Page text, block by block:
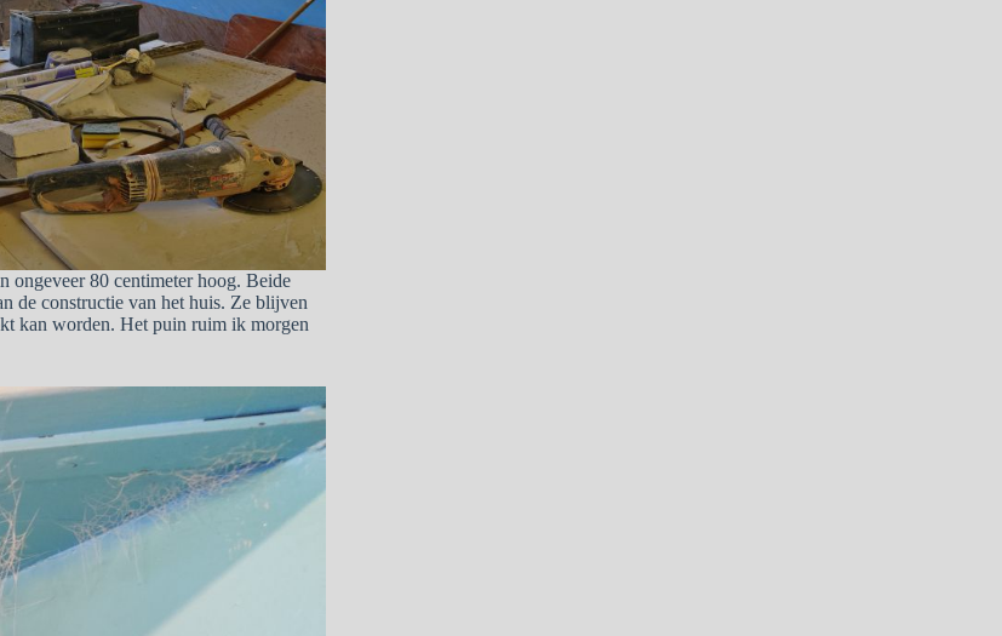
ongeveer 80 centimeter hoog. Beide
de constructie van het huis. Ze blijven
kan worden. Het puin ruim ik morgen